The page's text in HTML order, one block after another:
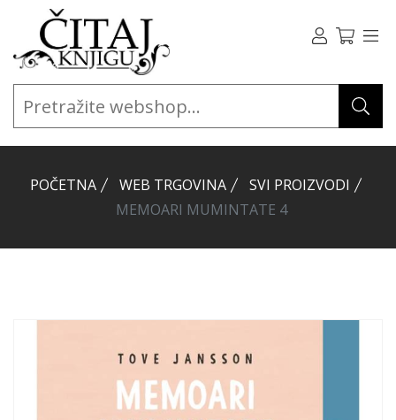
POČETNA WEB TRGOVINA
SVI PROIZVODI
MEMOARI MUMINTATE 4